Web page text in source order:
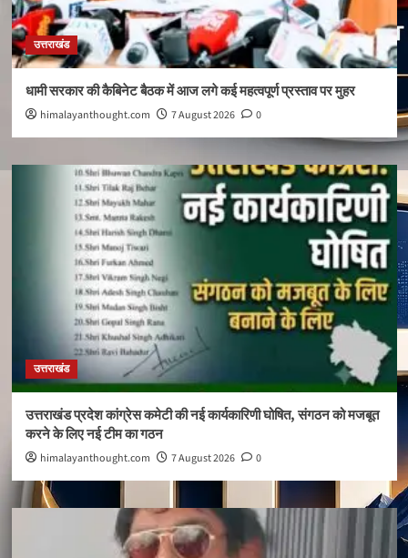
उत्तराखंड
धामी सरकार की कैबिनेट बैठक में आज लगे कई महत्वपूर्ण प्रस्ताव पर मुहर
himalayanthought.com 7 August 2026 0
उत्तराखंड
उत्तराखंड प्रदेश कांग्रेस कमेटी की नई कार्यकारिणी घोषित, संगठन को मजबूत
करने के लिए नई टीम का गठन
himalayanthought.com 7 August 2026 0